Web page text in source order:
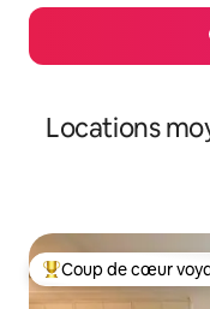
Locations
Coups de cœur
Coup de cœur